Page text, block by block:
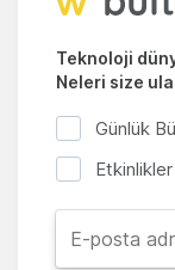
Teknoloji
Neleri size
Günlük
Etkinlikler